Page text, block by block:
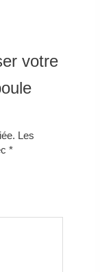
votre
Les
*